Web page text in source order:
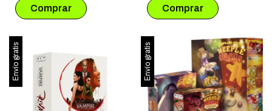
Envío gratis Envío gratis